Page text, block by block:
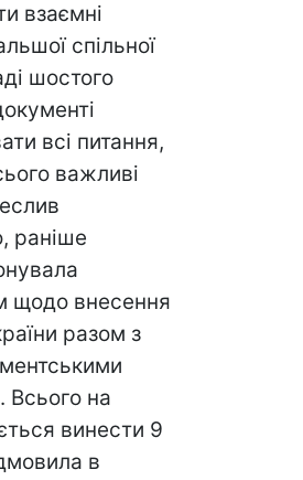
взаємні
спільної
шостого
всі питання,
важливі
раніше
щодо внесення
разом з
Всього на
винести 9
в